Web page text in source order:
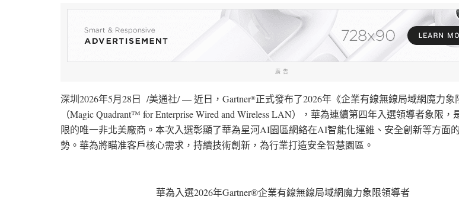
廣告
深圳2026年5月28日 /美通社/ —近日， Gartner®正式發布了2026年《企業有線無線局域網魔力象
（Magic Quadrant™ for Enterprise Wired and Wireless LAN），華為連續第四年入選領導者象限，
限的唯一非北美廠商。本次入選彰顯了華為星河AI園區網絡在AI智能化運維、安全創新等方面
勢。華為將瞄准客戶核心需求，持續技術創新，為行業打造安全智慧園區。
華為入選2026年Gartner®企業有線無線局域網魔力象限領導者